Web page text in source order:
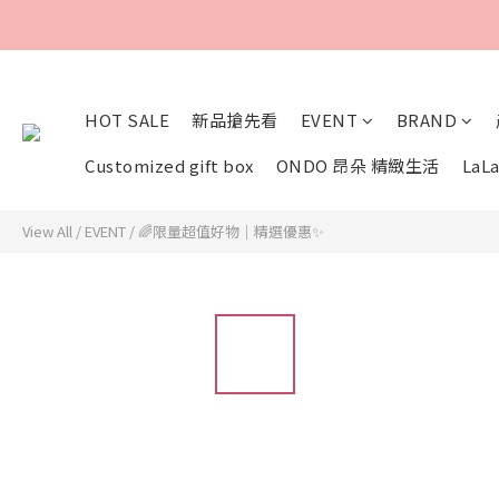
HOT SALE 新品搶先看 EVENT BRAND
Customized gift box
ONDO 昂朵 精緻生活
View All / EVENT / 🌈限量超值好物｜精選優惠✨